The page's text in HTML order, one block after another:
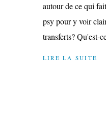
autour de ce qui
psy pour y voir
transferts? Qu'est-
LIRE LA SUITE